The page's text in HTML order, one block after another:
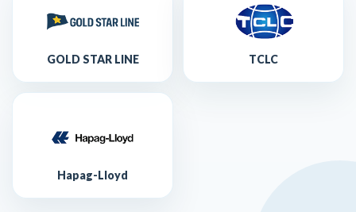
GOLD STAR LINE TCLC
Hapag-Lloyd